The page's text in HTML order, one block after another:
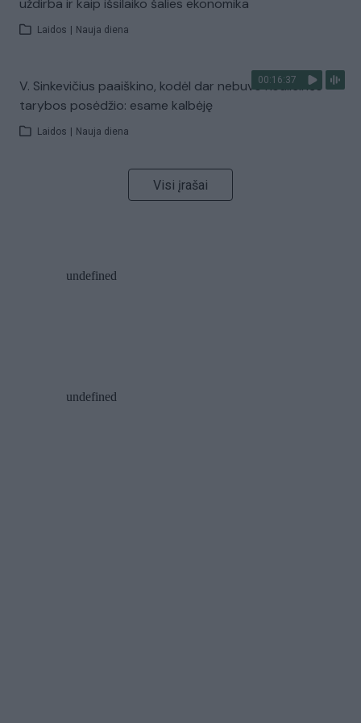
uždirba ir kaip išsilaiko šalies ekonomika
Laidos Nauja diena
00:16:37
V. Sinkevičius paaiškino, kodėl dar nebuvo Koalicinės
tarybos posėdžio: esame kalbėję
Laidos Nauja diena
Visi įrašai